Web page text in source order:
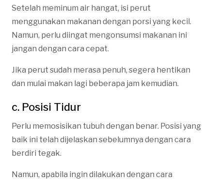
Setelah meminum air hangat, isi perut
menggunakan makanan dengan porsi yang kecil.
Namun, perlu diingat mengonsumsi makanan ini
jangan dengan cara cepat.
Jika perut sudah merasa penuh, segera hentikan
dan mulai makan lagi beberapa jam kemudian.
c. Posisi Tidur
Perlu memosisikan tubuh dengan benar. Posisi yang
baik ini telah dijelaskan sebelumnya dengan cara
berdiri tegak.
Namun, apabila ingin dilakukan dengan cara